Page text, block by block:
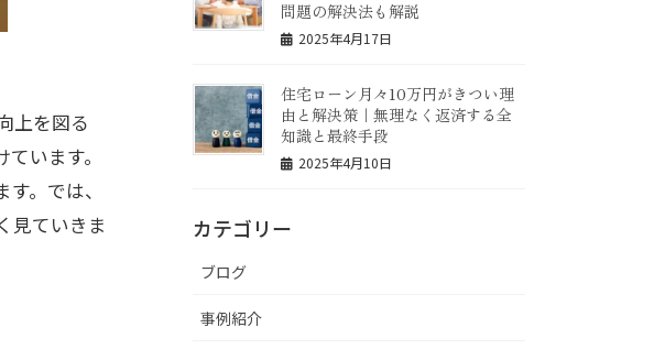
上を図る
います。
。では、
見ていきま
問題の解決法も解説
2025年4月17日
住宅ローン月々10万円がきつい理
由と解決策｜無理なく返済する全
知識と最終手段
2025年4月10日
カテゴリー
ブログ
事例紹介